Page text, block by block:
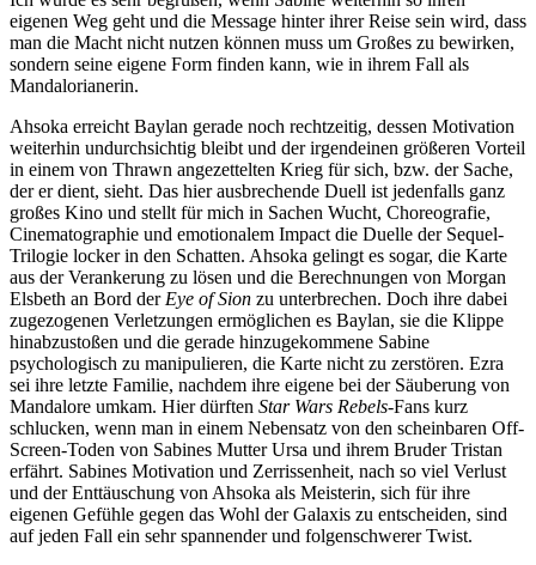
eigenen Weg geht und die Message hinter ihrer Reise sein wird, dass
man die Macht nicht nutzen können muss um Großes zu bewirken,
sondern seine eigene Form finden kann, wie in ihrem Fall als
Mandalorianerin.
Ahsoka erreicht Baylan gerade noch rechtzeitig, dessen Motivation
weiterhin undurchsichtig bleibt und der irgendeinen größeren Vorteil
in einem von Thrawn angezettelten Krieg für sich, bzw. der Sache,
der er dient, sieht. Das hier ausbrechende Duell ist jedenfalls ganz
großes Kino und stellt für mich in Sachen Wucht, Choreografie,
Cinematographie und emotionalem Impact die Duelle der Sequel-
Trilogie locker in den Schatten. Ahsoka gelingt es sogar, die Karte
aus der Verankerung zu lösen und die Berechnungen von Morgan
Elsbeth an Bord derEye of Sion zu unterbrechen. Doch ihre dabei
zugezogenen Verletzungen ermöglichen es Baylan, sie die Klippe
hinabzustoßen und die gerade hinzugekommene Sabine
psychologisch zu manipulieren, die Karte nicht zu zerstören. Ezra
sei ihre letzte Familie, nachdem ihre eigene bei der Säuberung von
Mandalore umkam. Hier dürften Star Wars Rebels-Fans kurz
schlucken, wenn man in einem Nebensatz von den scheinbaren Off-
Screen-Toden von Sabines Mutter Ursa und ihrem Bruder Tristan
erfährt. Sabines Motivation und Zerrissenheit, nach so viel Verlust
und der Enttäuschung von Ahsoka als Meisterin, sich für ihre
eigenen Gefühle gegen das Wohl der Galaxis zu entscheiden, sind
auf jeden Fall ein sehr spannender und folgenschwerer Twist.